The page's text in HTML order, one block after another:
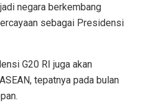
negara berkembang
sebagai Presidensi
G20 RI juga akan
tepatnya pada bulan